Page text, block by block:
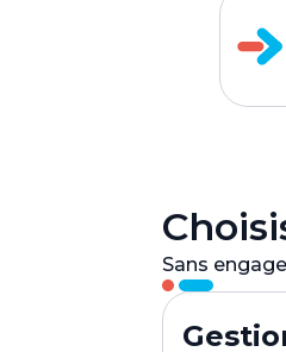
Sans